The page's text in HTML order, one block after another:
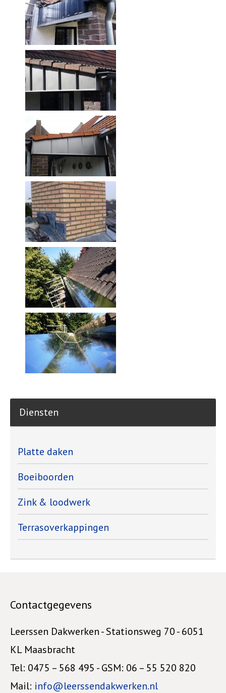
Diensten
Platte daken
Boeiboorden
Zink & loodwerk
Terrasoverkappingen
Contactgegevens
Leerssen Dakwerken - Stationsweg 70 - 6051
KL Maasbracht
Tel: 0475 – 568 495 - GSM: 06 – 55 520 820
Mail: info@leerssendakwerken.nl